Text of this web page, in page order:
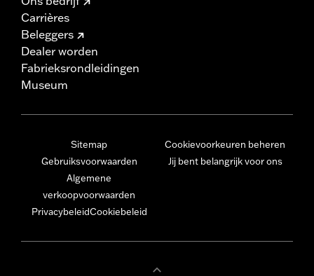
Carrières
Beleggers
Dealer worden
Fabrieksrondleidingen
Museum
Sitemap
Gebruiksvoorwaarden
Algemene
verkoopvoorwaarden
PrivacybeleidCookiebeleid
Cookievoorkeuren beheren
Jij bent belangrijk voor ons